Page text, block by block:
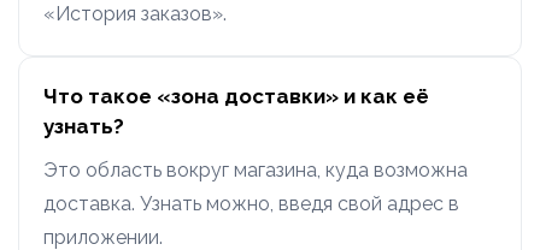
«История заказов».
Что такое «зона доставки» и как её
узнать?
Это область вокруг магазина, куда возможна
доставка. Узнать можно, введя свой адрес в
приложении.